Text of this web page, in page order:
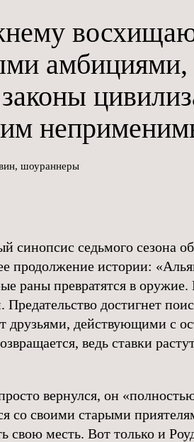
амбициями,
шоураннеры
синопсис седьмого сезона
продолжение истории:
раны превратятся в оружие.
достигнет
друзьями, действующими с
ведь ставки
вернулся, он
со своими старыми
свою месть. Вот только и